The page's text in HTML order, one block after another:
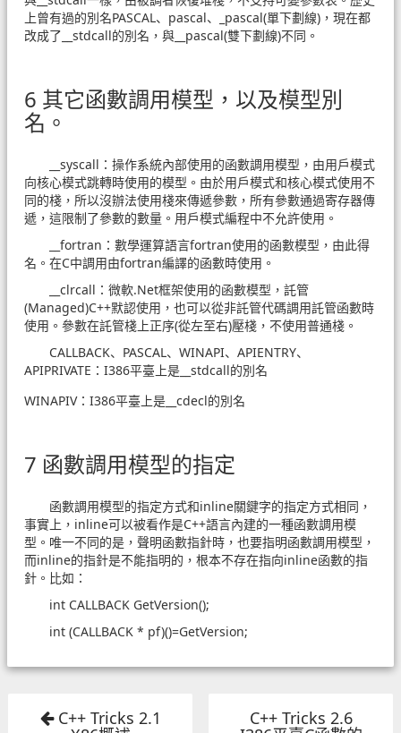
上曾有過的別名PASCAL、pascal、_pascal(單下劃線)，現在都
改成了__stdcall的別名，與__pascal(雙下劃線)不同。
6 其它函數調用模型，以及模型別
名。
__syscall：操作系統內部使用的函數調用模型，由用戶模式
向核心模式跳轉時使用的模型。由於用戶模式和核心模式使用不
同的棧，所以沒辦法使用棧來傳遞參數，所有參數通過寄存器傳
遞，這限制了參數的數量。用戶模式編程中不允許使用。
__fortran：數學運算語言fortran使用的函數模型，由此得
名。在C中調用由fortran編譯的函數時使用。
__clrcall：微軟.Net框架使用的函數模型，託管
(Managed)C++默認使用，也可以從非託管代碼調用託管函數時
使用。參數在託管棧上正序(從左至右)壓棧，不使用普通棧。
CALLBACK、PASCAL、WINAPI、APIENTRY、
APIPRIVATE：I386平臺上是__stdcall的別名
WINAPIV：I386平臺上是__cdecl的別名
7 函數調用模型的指定
函數調用模型的指定方式和inline關鍵字的指定方式相同，
事實上，inline可以被看作是C++語言內建的一種函數調用模
型。唯一不同的是，聲明函數指針時，也要指明函數調用模型，
而inline的指針是不能指明的，根本不存在指向inline函數的指
針。比如：
int CALLBACK GetVersion();
int (CALLBACK * pf)()=GetVersion;
C++ Tricks 2.1 C++ Tricks 2.6